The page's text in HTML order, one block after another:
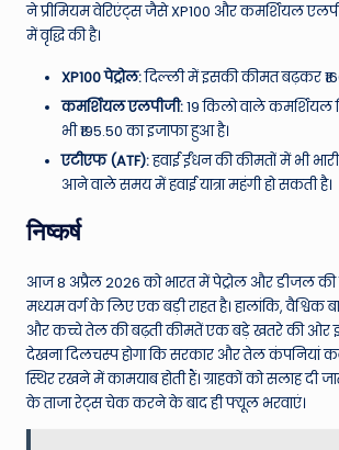
ने प्रीमियम वेरिएंट्स जैसे XP100 और कमर्शियल
में वृद्धि की है।
XP100 पेट्रोल:दिल्ली में इसकी कीमत बढ़कर ₹160
कमर्शियल एलपीजी:19 किलो वाले कमर्शियल
भी ₹195.50 का इजाफा हुआ है।
एटीएफ (ATF):हवाई ईंधन की कीमतों में भी
आने वाले समय में हवाई यात्रा महंगी हो सकती है।
निष्कर्ष
आज 8 अप्रैल 2026 को भारत में पेट्रोल और डीजल की
मध्यम वर्ग के लिए एक बड़ी राहत है। हालांकि, वैश्विक
और कच्चे तेल की बढ़ती कीमतें एक बड़े खतरे की ओर
देखना दिलचस्प होगा कि सरकार और तेल कंपनियां
स्थिर रखने में कामयाब होती हैं। ग्राहकों को सलाह दी
के ताजा रेट्स चेक करने के बाद ही फ्यूल भरवाएं।